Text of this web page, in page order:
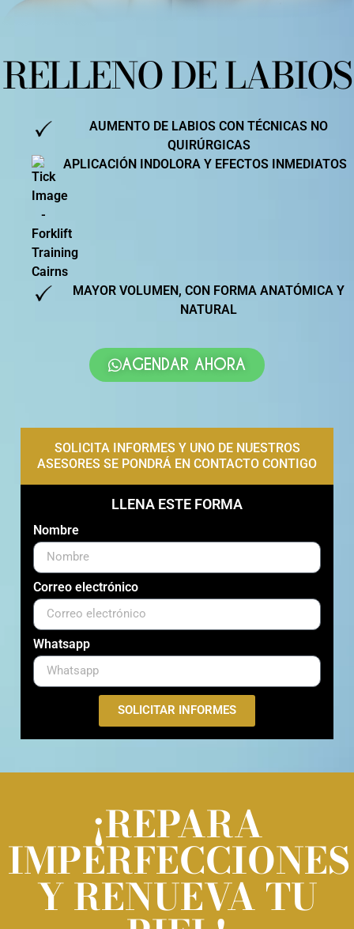
RELLENO DE LABIOS
AUMENTO DE LABIOS CON TÉCNICAS NO
QUIRÚRGICAS
APLICACIÓN INDOLORA Y EFECTOS INMEDIATOS
MAYOR VOLUMEN, CON FORMA ANATÓMICA Y
NATURAL
AGENDAR AHORA
SOLICITA INFORMES Y UNO DE NUESTROS
ASESORES SE PONDRÁ EN CONTACTO CONTIGO
LLENA ESTE FORMA
Nombre
Correo electrónico
Whatsapp
SOLICITAR INFORMES
¡REPARA
IMPERFECCIONES
Y RENUEVA TU